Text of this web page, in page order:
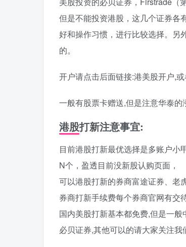
但是不能投资港股，这几个证券各
好和操作习惯，进行比较选择。另
的。
开户请点击后面链接:港美股开户,
一般有股票卡赠送,但是注意华泰的
港股打新注意事宜:
目前港股打新最优选择是多账户小
N个，盈透目前没新股认购页面，
可以港股打新的券商富途证券、老
券商打新手续费每个券商官网有交
国内美股打新基本都免费,但是一般
必贝证券,其他可以的请大家关注我